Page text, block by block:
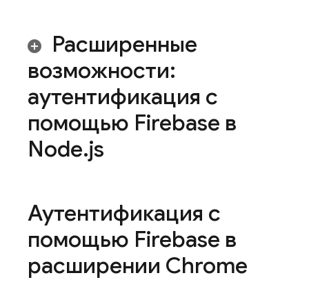
Расширенные
возможности:
аутентификация с
помощью Firebase в
Node.js
Аутентификация с
помощью Firebase в
расширении Chrome